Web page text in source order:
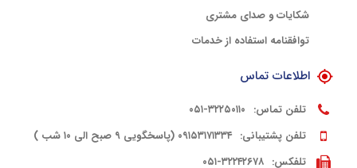
شکایات و صدای مشتری
توافقنامه استفاده از خدمات
اطلاعات تماس
تلفن تماس: ۳۲۲۵۰۱۱۰-۰۵۱
تلفن پشتیبانی: ۰۹۱۵۳۱۷۱۳۳۴ (پاسخگویی ۹ صبح الی ۱۰ شب )
تلفکس: ۳۲۲۴۲۶۷۸-۰۵۱